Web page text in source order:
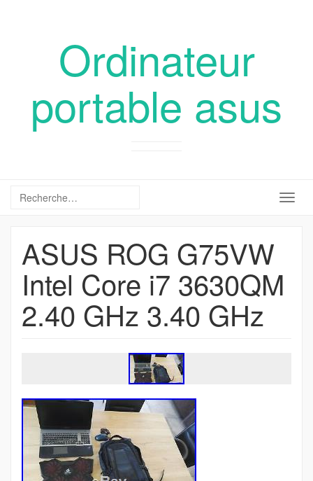
Ordinateur
portable asus
ASUS ROG G75VW
Intel Core i7 3630QM
2.40 GHz 3.40 GHz